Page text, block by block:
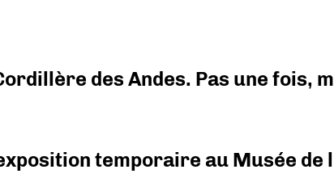
des Andes. Pas une fois,
temporaire au Musée de